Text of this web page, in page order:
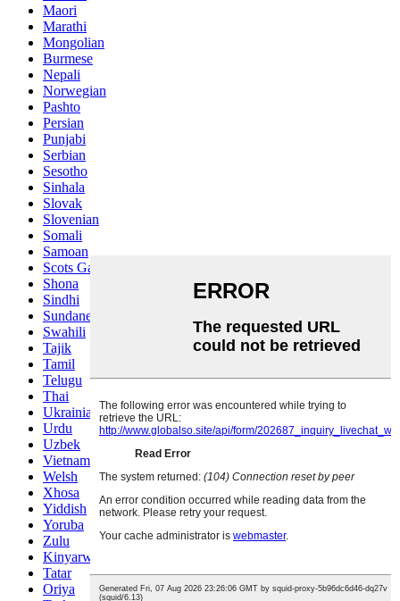
Maori
Marathi
Mongolian
Burmese
Nepali
Norwegian
Pashto
Persian
Punjabi
Serbian
Sesotho
Sinhala
Slovak
Slovenian
Somali
Samoan
Scots Gaelic
Shona
Sindhi
Sundanese
Swahili
Tajik
Tamil
Telugu
Thai
Ukrainian
Urdu
Uzbek
Vietnamese
Welsh
Xhosa
Yiddish
Yoruba
Zulu
Kinyarwanda
Tatar
Oriya